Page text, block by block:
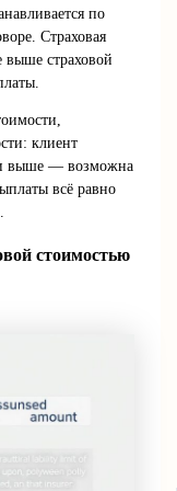
по
Страховая
страховой
клиент
выше — возможна
всё равно
стоимостью